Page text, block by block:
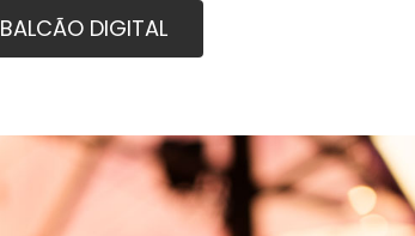
BALCÃO DIGITAL